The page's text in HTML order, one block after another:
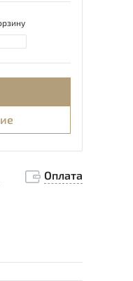
Оплата